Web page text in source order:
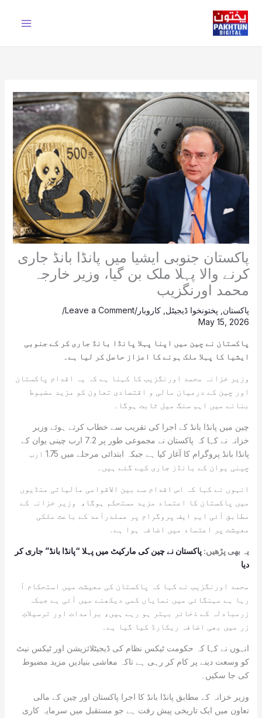
content
پاکستان جنوبی ایشیا میں پانڈا بانڈ جاری
کرنے والا پہلا ملک بن گیا، وزیر خارجہ
محمد اورنگزیب
پاکستان پختونخوا ڈیجیٹل کاروبار /
Leave a Comment
/
May 15, 2026
پاکستان نے چین میں اپنا پہلا پانڈا بانڈ جاری کر کے جنوبی
ایشیا کا پہلا ملک ہونے کا اعزاز حاصل کر لیا ہے۔
وزیر خزانہ محمد اورنگزیب کا کہنا ہے کہ یہ اقدام پاکستان
اور چین کے درمیان مالی و اقتصادی تعاون کو مزید مضبوط
بنانے میں اہم سنگ میل ثابت ہوگا۔
چین میں پانڈا بانڈ کے اجرا کی تقریب سے خطاب کرتے ہوئے وزیر
خزانہ نے کہا کہ پاکستان نے مجموعی طور پر 7.2 ارب چینی یوان کے
پانڈا بانڈ پروگرام کا آغاز کیا ہے جبکہ ابتدائی مرحلے میں 1.75 ارب
چینی یوان کے بانڈز جاری کیے گئے ہیں۔
انہوں نے کہا کہ اس اقدام سے بین الاقوامی مالیاتی منڈیوں
میں پاکستان کا اعتماد مزید مستحکم ہوگا، وزیر خزانہ کے
مطابق آئی ایم ایف پروگرام پر عملدرآمد کے باعث ملکی
معیشت پر اعتماد میں اضافہ ہوا ہے۔
یہ بھی پڑھیں: پاکستان نے چین کی مارکیٹ میں پہلا “پانڈا بانڈ” جاری کر
دیا
محمد اورنگزیب نے کہا کہ پاکستان کی معیشت میں استحکام آ
رہا ہے مہنگائی میں نمایاں کمی دیکھنے میں آئی ہے جبکہ
زرمبادلہ کے ذخائر بہتر ہو رہے ہیں، برآمدات اور ترسیلاتِ
زر میں بھی اضافہ ریکارڈ کیا گیا ہے۔
انہوں نے کہا کہ حکومت ٹیکس نظام کی ڈیجیٹلائزیشن اور ٹیکس نیٹ
کو وسعت دینے پر کام کر رہی ہے تاکہ معاشی بنیادیں مزید مضبوط
کی جا سکیں۔
وزیر خزانہ کے مطابق پانڈا بانڈ کا اجرا پاکستان اور چین کے مالی
تعاون میں ایک تاریخی پیش رفت ہے جو مستقبل میں سرمایہ کاری